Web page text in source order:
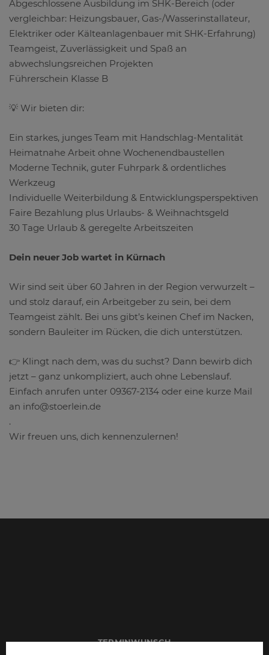
Abgeschlossene Ausbildung im SHK-Bereich (oder
vergleichbar: Heizungsbauer, Gas-/Wasserinstallateur,
Elektriker oder Kälteanlagenbauer mit SHK-Erfahrung)
Teamgeist, Zuverlässigkeit und Spaß an
abwechslungsreichen Projekten
Führerschein Klasse B
💡 Wir bieten dir:
Ein starkes, junges Team mit Handschlag-Mentalität
Heimatnahe Arbeit ohne Wochenendbaustellen
Moderne Technik, guter Fuhrpark & ordentliches
Werkzeug
Individuelle Weiterbildung & Entwicklungsperspektiven
Faire Bezahlung plus Urlaubs- & Weihnachtsgeld
30 Tage Urlaub & geregelte Arbeitszeiten
Dein neuer Job wartet in Kürnach
Wir sind seit über 60 Jahren in der Region verwurzelt –
und stolz darauf, ein Arbeitgeber zu sein, bei dem
Teamgeist zählt. Bei uns gibt’s keinen Chef im Nacken,
sondern Bauleiter im Rücken, die dich unterstützen.
👉 Klingt nach dem, was du suchst? Dann bewirb dich
jetzt – ganz unkompliziert, auch ohne Lebenslauf.
Einfach anrufen unter 09367-2134 oder eine kurze Mail
an info@stoerlein.de
.
Wir freuen uns, dich kennenzulernen!
TERMINWUNSCH